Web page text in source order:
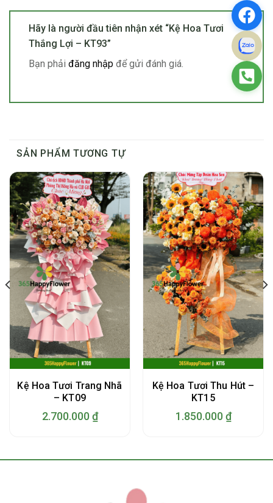
Hãy là người đầu tiên nhận xét “Kệ Hoa Tươi
Thắng Lợi – KT93”
Bạn phải đăng nhập để gửi đánh giá.
SẢN PHẨM TƯƠNG TỰ
Kệ Hoa Tươi Trang Nhã
– KT09
2.700.000 ₫
Kệ Hoa Tươi Thu Hút –
KT15
1.850.000 ₫